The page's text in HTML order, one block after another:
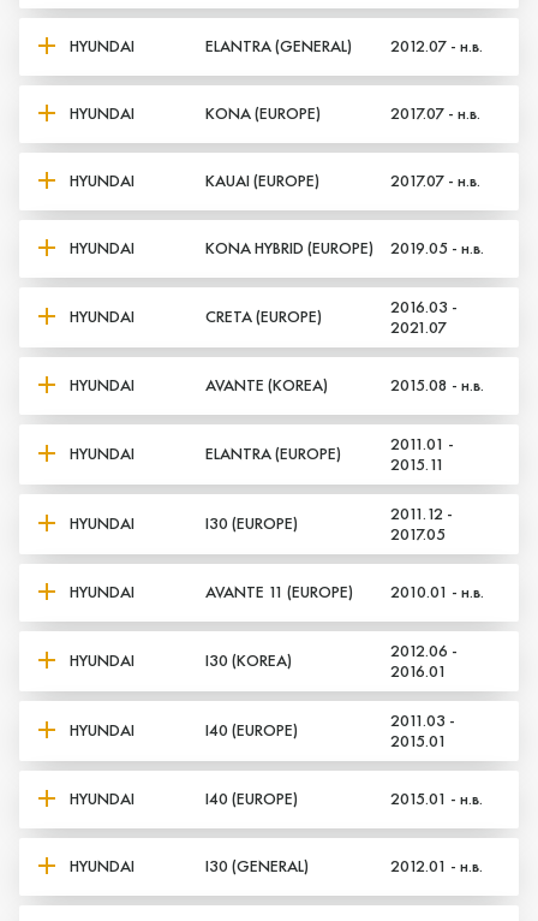
HYUNDAI ELANTRA (GENERAL) 2012.07 - н.в.
HYUNDAI KONA (EUROPE) 2017.07 - н.в.
HYUNDAI KAUAI (EUROPE) 2017.07 - н.в.
HYUNDAI KONA HYBRID (EUROPE) 2019.05 - н.в.
HYUNDAI CRETA (EUROPE)
2016.03 -
2021.07
HYUNDAI AVANTE (KOREA) 2015.08 - н.в.
HYUNDAI ELANTRA (EUROPE)
2011.01 -
2015.11
HYUNDAI I30 (EUROPE)
2011.12 -
2017.05
HYUNDAI AVANTE 11 (EUROPE) 2010.01 - н.в.
HYUNDAI I30 (KOREA)
2012.06 -
2016.01
HYUNDAI I40 (EUROPE)
2011.03 -
2015.01
HYUNDAI I40 (EUROPE) 2015.01 - н.в.
HYUNDAI I30 (GENERAL) 2012.01 - н.в.